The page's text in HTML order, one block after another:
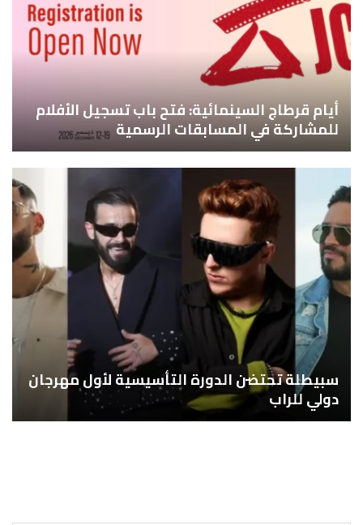
أيام قرطاج السينمائية: فتح باب تسجيل الأفلام
للمشاركة في المسابقات الرسمية
سبيطلة تحتضن الدورة التأسيسية لأول مهرجان
دولي للراب